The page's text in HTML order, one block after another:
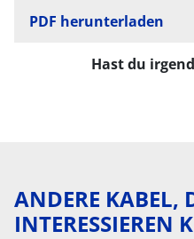
PDF herunterladen
Hast du
ANDERE KABEL,
INTERESSIEREN